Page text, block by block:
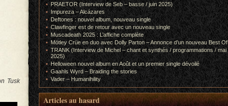
Tusk
PRAETOR (Interview de Seb – basse / juin 2025)
Impureza – Alcázares
Deftones : nouvel album, nouveau single
Clawfinger est de retour avec un nouveau single
Muscadeath 2025 : L’affiche complète
Mötley Crüe en duo avec Dolly Parton – Annonce d’un nouveau Best Of
TRANK (Interview de Michel – chant et synthés / programmations / mai
2025)
Helloween nouvel album en Août et un premier single dévoilé
Gaahls Wyrd – Braiding the stories
Vader – Humanihility
Articles au hasard